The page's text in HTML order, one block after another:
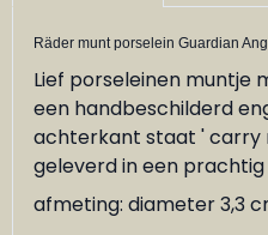
Räder munt porselein Guardian
Lief porseleinen muntje
een handbeschilderd
achterkant staat ' carry
geleverd in een prachtig
afmeting: diameter 3,3